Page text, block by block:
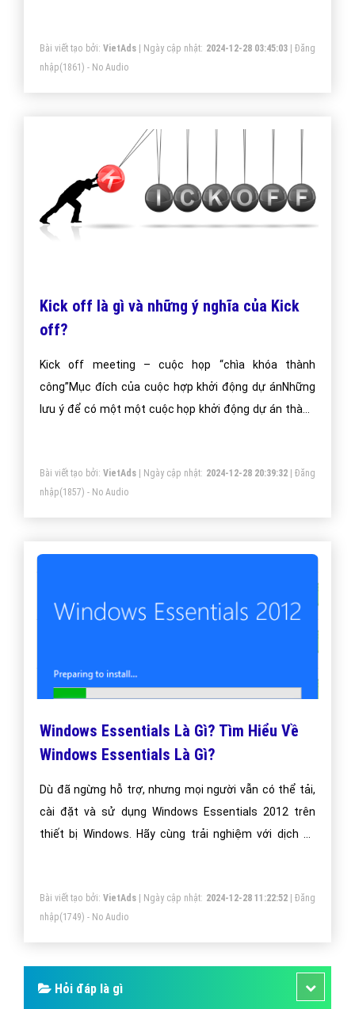
Bài viết tạo bởi: VietAds| Ngày cập nhật: 2024-12-28 03:45:03|Đăng
nhập(1861) - No Audio
Kick off là gì và những ý nghĩa của Kick
off?
Kick off meeting – cuộc họp “chìa khóa thành
công”Mục đích của cuộc hợp khởi động dự ánNhững
lưu ý để có một một cuộc họp khởi động dự án thành
Bài viết tạo bởi: VietAds| Ngày cập nhật: 2024-12-28 20:39:32|Đăng
nhập(1857) - No Audio
Windows Essentials Là Gì? Tìm Hiểu Về
Windows Essentials Là Gì?
Dù đã ngừng hỗ trợ, nhưng mọi người vẫn có thể tải,
cài đặt và sử dụng Windows Essentials 2012 trên
thiết bị Windows. Hãy cùng trải nghiệm với dịch vụ
Bài viết tạo bởi: VietAds| Ngày cập nhật: 2024-12-28 11:22:52|Đăng
nhập(1749) - No Audio
Hỏi đáp là gì